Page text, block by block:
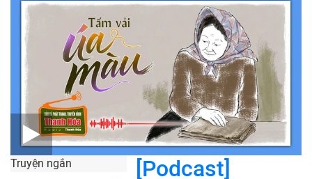
Truyện ngắn
[Podcast]
Truyện ngắn: Tấm vải úa màu